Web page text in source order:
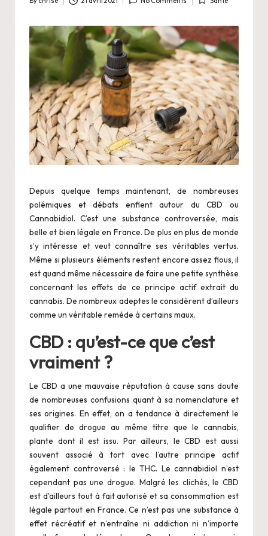
n
e
t
Posted
Posted
Depuis quelque temps maintenant, de nombreuses
polémiques et débats enflent autour du CBD ou
Cannabidiol. C’est une substance controversée, mais
belle et bien légale en France. De plus en plus de monde
s’y intéresse et veut connaître ses véritables vertus.
Même si plusieurs éléments restent encore assez flous, il
est quand même nécessaire de faire une petite synthèse
concernant les effets de ce principe actif extrait du
cannabis. De nombreux adeptes le considèrent d’ailleurs
comme un véritable remède à certains maux.
CBD : qu’est-ce que c’est
vraiment ?
Le CBD a une mauvaise réputation à cause sans doute
de nombreuses confusions quant à sa nomenclature et
ses origines. En effet, on a tendance à directement le
qualifier de drogue au même titre que le cannabis,
plante dont il est issu. Par ailleurs, le CBD est aussi
souvent associé à tort avec l’autre principe actif
également controversé : le THC. Le cannabidiol n’est
cependant pas une drogue. Malgré les clichés, le CBD
est d’ailleurs tout à fait autorisé et sa consommation est
légale partout en France. Ce n’est pas une substance à
effet récréatif et n’entraîne ni addiction ni n’importe